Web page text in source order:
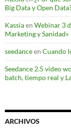
Big Data y Open
Kassiaen Webinar 3
Marketing y Sanidad»
seedanceen Cuando
Seedance 2.5 video
batch, tiempo real y
ARCHIVOS